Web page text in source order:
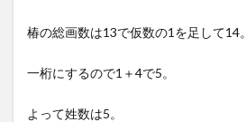
椿の総画数は13で仮数の1を足して14。
一桁にするので1＋4で5。
よって姓数は5。